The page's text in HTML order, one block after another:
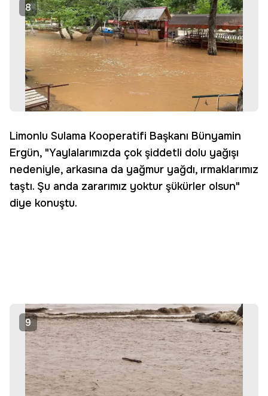
8
Limonlu Sulama Kooperatifi Başkanı Bünyamin
Ergün, "Yaylalarımızda çok şiddetli dolu yağışı
nedeniyle, arkasına da yağmur yağdı, ırmaklarımız
taştı. Şu anda zararımız yoktur şükürler olsun"
diye konuştu.
9